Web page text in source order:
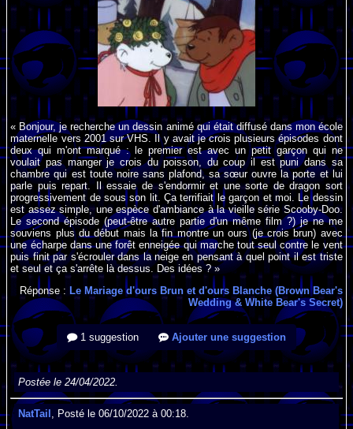
« Bonjour, je recherche un dessin animé qui était diffusé dans mon école
maternelle vers 2001 sur VHS. Il y avait je crois plusieurs épisodes dont
deux qui m'ont marqué : le premier est avec un petit garçon qui ne
voulait pas manger je crois du poisson, du coup il est puni dans sa
chambre qui est toute noire sans plafond, sa sœur ouvre la porte et lui
parle puis repart. Il essaie de s'endormir et une sorte de dragon sort
progressivement de sous son lit. Ça terrifiait le garçon et moi. Le dessin
est assez simple, une espèce d'ambiance à la vieille série Scooby-Doo.
Le second épisode (peut-être autre partie d'un même film ?) je ne me
souviens plus du début mais la fin montre un ours (je crois brun) avec
une écharpe dans une forêt enneigée qui marche tout seul contre le vent
puis finit par s'écrouler dans la neige en pensant à quel point il est triste
et seul et ça s'arrête là dessus. Des idées ? »
Réponse : Le Mariage d'ours Brun et d'ours Blanche (Brown Bear's
Wedding & White Bear's Secret)
1 suggestion Ajouter une suggestion
Postée le 24/04/2022.
NatTail , Posté le 06/10/2022 à 00:18.